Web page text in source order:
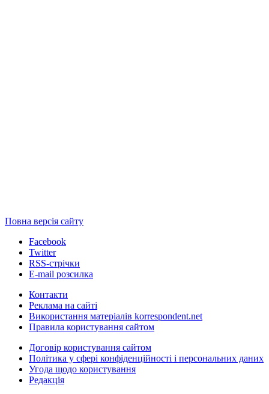
Повна версія сайту
Facebook
Twitter
RSS-стрічки
E-mail розсилка
Контакти
Реклама на сайті
Використання матеріалів korrespondent.net
Правила користування сайтом
Договір користування сайтом
Політика у сфері конфіденційності і персональних даних
Угода щодо користування
Редакція